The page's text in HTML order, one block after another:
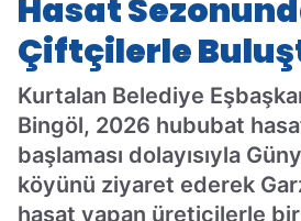
Hasat
Çiftçilerle
Kurtalan Belediye
Bingöl, 2026 hububat
başlaması dolayısıyla
köyünü ziyaret ederek
hasat yapan üreticilerle